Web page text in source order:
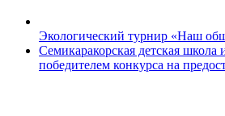
Экологический турнир «Наш
Семикаракорская детская школа
победителем конкурса на